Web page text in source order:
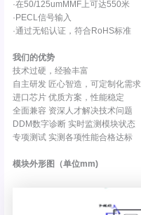
·在50/125umMMF上可达550米
·PECL信号输入
·通过无铅认证，符合RoHS标准
我们的优势
技术过硬，经验丰富
自主研发 匠心智造，可定制化需求
进口芯片 优质方案，性能稳定
全面兼容 资深人才解决技术问题
DDM数字诊断 实时监测模块状态
专项测试 实测各项性能合格达标
模块外形图（单位mm)